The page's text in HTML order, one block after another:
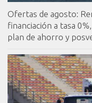
Ofertas de agosto:
financiación a tasa
plan de ahorro y